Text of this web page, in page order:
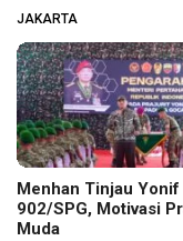
JAKARTA
Menhan Tinjau Yonif
902/SPG, Motivasi
Muda